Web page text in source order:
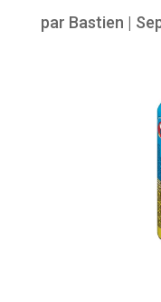
par Bastien |